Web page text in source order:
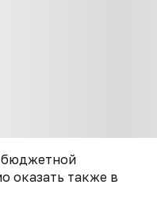
бюджетной
оказать также в